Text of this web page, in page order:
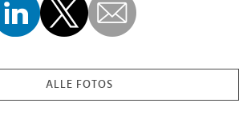
ALLE FOTOS